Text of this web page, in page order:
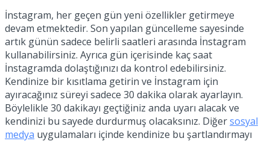
İnstagram, her geçen gün yeni özellikler getirmeye
devam etmektedir. Son yapılan güncelleme sayesinde
artık günün sadece belirli saatleri arasında İnstagram
kullanabilirsiniz. Ayrıca gün içerisinde kaç saat
İnstagramda dolaştığınızı da kontrol edebilirsiniz.
Kendinize bir kısıtlama getirin ve İnstagram için
ayıracağınız süreyi sadece 30 dakika olarak ayarlayın.
Böylelikle 30 dakikayı geçtiğiniz anda uyarı alacak ve
kendinizi bu sayede durdurmuş olacaksınız. Diğersosyal
medya uygulamaları içinde kendinize bu şartlandırmayı